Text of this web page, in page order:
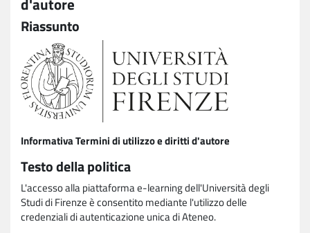
Riassunto
Informativa Termini di utilizzo e diritti d'autore
Testo della politica
L'accesso alla piattaforma e-learning dell'Università degli
Studi di Firenze è consentito mediante l'utilizzo delle
credenziali di autenticazione unica di Ateneo.